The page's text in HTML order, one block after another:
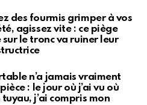
des fourmis grimper à vos
agissez vite : ce piège
sur le tronc va ruiner leur
n’a jamais vraiment
: le jour où j’ai vu où
j’ai compris mon